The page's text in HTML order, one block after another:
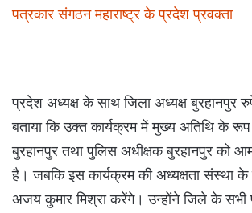
पत्रकार संगठन महाराष्ट्र के प्रदेश प्रवक्ता
प्रदेश अध्यक्ष के साथ जिला अध्यक्ष बुरहानपुर
बताया कि उक्त कार्यक्रम में मुख्य अतिथि के रूप
बुरहानपुर तथा पुलिस अधीक्षक बुरहानपुर को
है। जबकि इस कार्यक्रम की अध्यक्षता संस्था के
अजय कुमार मिश्रा करेंगे। उन्होंने जिले के सभी